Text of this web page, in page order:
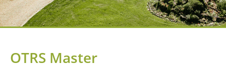
OTRS Master